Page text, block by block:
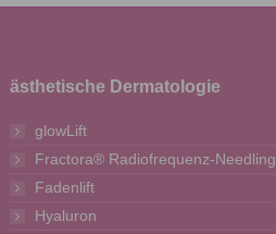
ästhetische Dermatologie
glowLift
Fractora® Radiofrequenz-Needling
Fadenlift
Hyaluron